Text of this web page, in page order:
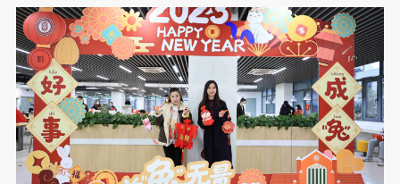
15日小年夜，上理为留校学生精心准备了年味十足的年俗活
动和丰富可口的年夜饭。学校学工部（处）、研究生工作部
联合材料与化学学院、机械工程学院以及管理学院则精心准
备了小年夜年俗活动。 学生们来到餐厅...